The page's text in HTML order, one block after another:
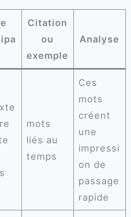
Citation
ou
exemple
Analyse
mots
liés au
temps
Ces
mots
créent
une
impressi
on de
passage
rapide